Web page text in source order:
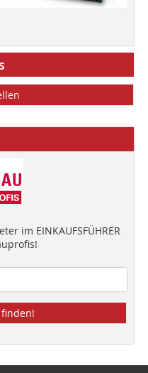
im EINKAUFSFÜHRER